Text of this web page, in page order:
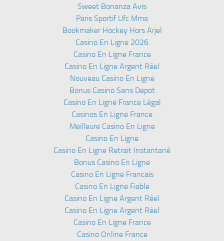
Sweet Bonanza Avis
Paris Sportif Ufc Mma
Bookmaker Hockey Hors Arjel
Casino En Ligne 2026
Casino En Ligne France
Casino En Ligne Argent Réel
Nouveau Casino En Ligne
Bonus Casino Sans Depot
Casino En Ligne France Légal
Casinos En Ligne France
Meilleure Casino En Ligne
Casino En Ligne
Casino En Ligne Retrait Instantané
Bonus Casino En Ligne
Casino En Ligne Francais
Casino En Ligne Fiable
Casino En Ligne Argent Réel
Casino En Ligne Argent Réel
Casino En Ligne France
Casino Online France